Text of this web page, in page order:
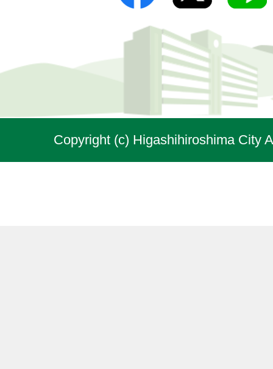
Copyright (c) Higashihiroshima City